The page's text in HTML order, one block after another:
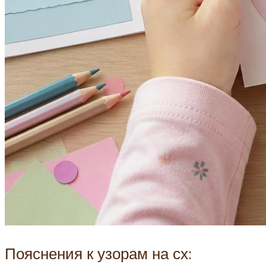
Пояснения к узорам на сх: